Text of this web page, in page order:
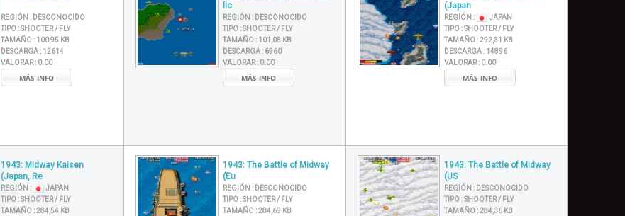
REGIÓN : DESCONOCIDO
TIPO :SHOOTER / FLY
TAMAÑO : 100,95 KB
DESCARGA : 12614
VALORAR : 0.00
MÁS INFO
lic
REGIÓN : DESCONOCIDO
TIPO :SHOOTER / FLY
TAMAÑO : 101,08 KB
DESCARGA : 6960
VALORAR : 0.00
MÁS INFO
(Japan
REGIÓN :
JAPAN
TIPO :SHOOTER / FLY
TAMAÑO :292,31 KB
DESCARGA : 14896
VALORAR : 0.00
MÁS INFO
1943: Midway Kaisen
(Japan, Re
REGIÓN :
JAPAN
TIPO :SHOOTER / FLY
TAMAÑO :284,54 KB
1943: The Battle of Midway
(Eu
REGIÓN : DESCONOCIDO
TIPO :SHOOTER / FLY
TAMAÑO :284,69 KB
1943: The Battle of Midway
(US
REGIÓN : DESCONOCIDO
TIPO :SHOOTER / FLY
TAMAÑO :284,36 KB